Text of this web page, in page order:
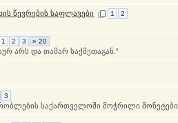
წევრების საფლავები 1 2
1 2 3 » 20
არს და თამარ საქმეთაგან.“
3
საქართველოში მოჭრილი მონეტები